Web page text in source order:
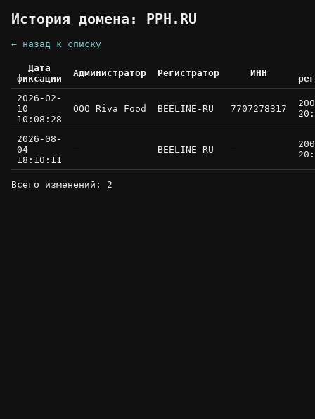
История домена: PPH.RU
← назад к списку
Дата
фиксации
Администратор Регистратор ИНН
2026-02-
10
10:08:28
OOO Riva Food BEELINE-RU 7707278317
2026-08-
04
18:10:11
— BEELINE-RU —
Всего изменений: 2